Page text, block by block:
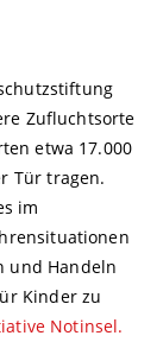
Zufluchtsorte
etwa 17.000
Tür tragen.
im
und Handeln
Kinder zu
Notinsel.